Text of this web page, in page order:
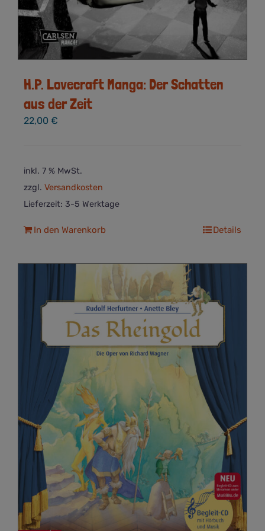
H.P. Lovecraft Manga: Der Schatten
aus der Zeit
22,00 €
inkl. 7 % MwSt.
zzgl. Versandkosten
Lieferzeit: 3-5 Werktage
In den Warenkorb Details